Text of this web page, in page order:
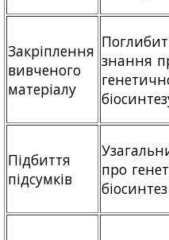
Закріплення
вивченого
матеріалу
знання
Підбиття
підсумків
про